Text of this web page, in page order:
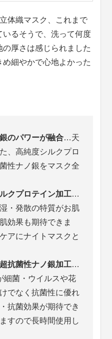
体織マスク、これまで
るそうで、洗って何度
厚さは感じられました
細やかで心地よかった
のパワーが融合…天
、高純度シルクプロ
性ナノ銀をマスク全
クプロテイン加工…
・発散の特質がお肌
効果も期待できま
アにナイトマスクと
抗菌性ナノ銀加工…
細菌・ウイルスや花
でなく抗菌性に優れ
抗菌効果が期待でき
すので長時間使用し